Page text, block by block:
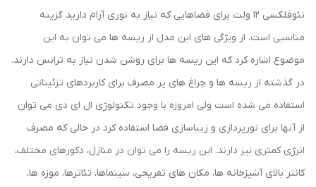
نئوفلکسی 12 ولت برای فضاهایی که نیاز به نوری آرام دارید گزینه
مناسبی است. از ویژگی های این مدل از ریسه ها می توان به این
موضوع اشاره کرد که این ریسه ها برای روشن شدن نیاز به ترانس دارند.
در گذشته از ریسه ها و چراغ های پر مصرف برای کاربردهای تزئیناتی
استفاده می شده است ولی امروزه با وجود تکنولوژی ال ای دی می توان
از آنها برای نورپردازی و زیباسازی فضا استفاده کرد در حالی که مصرف
انرژی کمتری نیز دارند. این ریسه را می توان در منازل، دکورهای مختلف،
کانتر بالای آشپزخانه ها، مکان های تفریحی، سینماها، تئاترها، موزه ها،